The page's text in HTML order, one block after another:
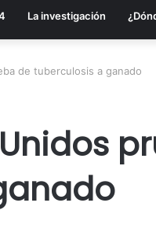
La investigación
de tuberculosis a ganado